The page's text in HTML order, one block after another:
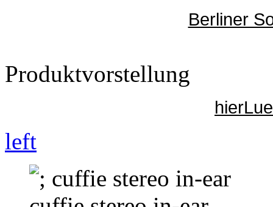
Berliner
Produktvorstellung
left